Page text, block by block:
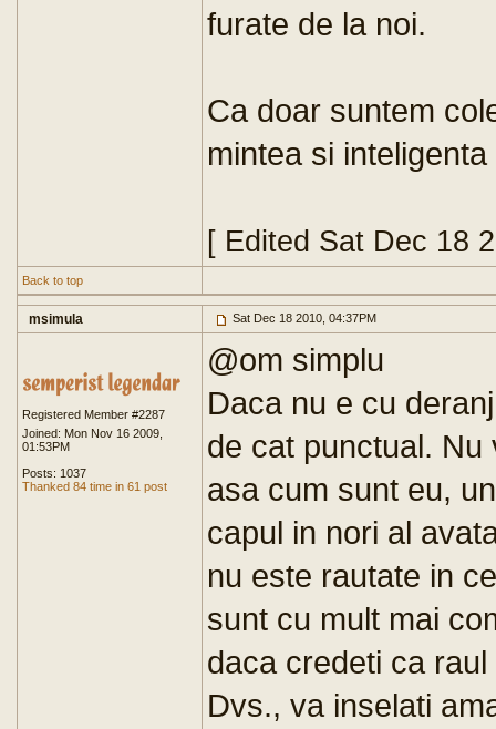
furate de la noi.
Ca doar suntem
mintea si
[ Edited Sat Dec 18
Back to top
msimula Sat Dec 18 2010, 04:37PM
Registered Member #2287
Joined: Mon Nov 16 2009,
01:53PM
Posts: 1037
Thanked 84 time in 61 post
@om simplu
Daca nu e cu
de cat punctual.
asa cum sunt eu,
capul in nori al
nu este rautate in
sunt cu mult mai
daca credeti ca
Dvs., va inselati